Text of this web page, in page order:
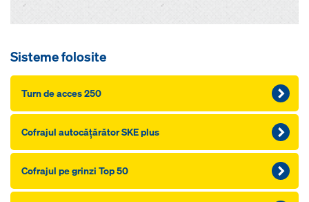
Sisteme folosite
Turn de acces 250
Cofrajul autocăţărător SKE plus
Cofrajul pe grinzi Top 50